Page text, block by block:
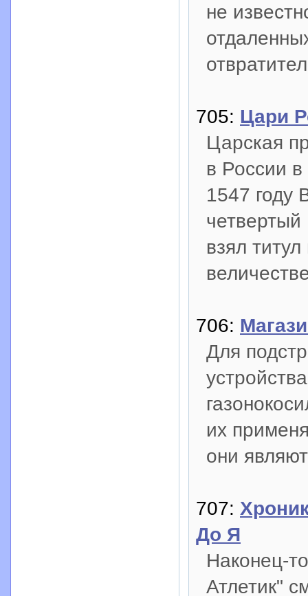
не
705: Цари
Царская
в России в
1547 году
взял
706:
Для
их
они
707:
До Я
Наконец-
Атлетик"